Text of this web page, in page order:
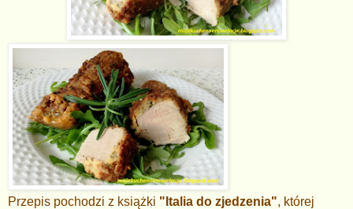
Przepis pochodzi z książki "Italia do zjedzenia", której